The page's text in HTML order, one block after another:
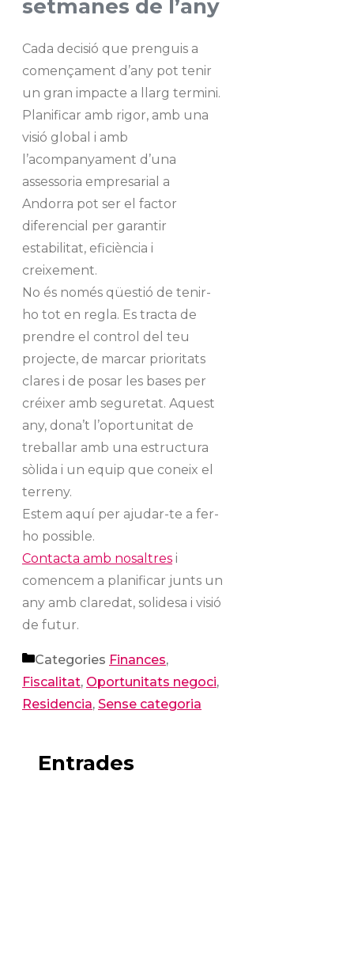
setmanes de l’any
Cada decisió que prenguis a
començament d’any pot tenir
un gran impacte a llarg termini.
Planificar amb rigor, amb una
visió global i amb
l’acompanyament d’una
assessoria empresarial a
Andorra pot ser el factor
diferencial per garantir
estabilitat, eficiència i
creixement.
No és només qüestió de tenir-
ho tot en regla. Es tracta de
prendre el control del teu
projecte, de marcar prioritats
clares i de posar les bases per
créixer amb seguretat. Aquest
any, dona’t l’oportunitat de
treballar amb una estructura
sòlida i un equip que coneix el
terreny.
Estem aquí per ajudar-te a fer-
ho possible.
Contacta amb nosaltres i
comencem a planificar junts un
any amb claredat, solidesa i visió
de futur.
Categories Finances,
Fiscalitat, Oportunitats negoci,
Residencia, Sense categoria
Entrades